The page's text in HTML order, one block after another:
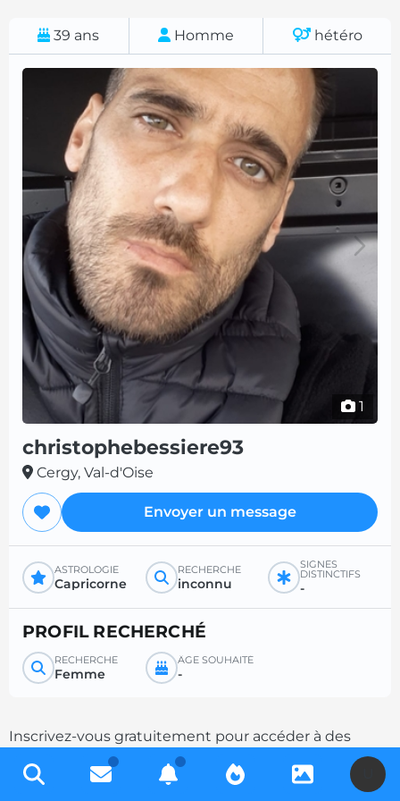
39 ans Homme hétéro
1
christophebessiere93
Cergy, Val-d'Oise
Envoyer un message
ASTROLOGIE
Capricorne
RECHERCHE
inconnu
SIGNES
DISTINCTIFS
-
PROFIL RECHERCHÉ
RECHERCHE
Femme
ÂGE SOUHAITÉ
-
Inscrivez-vous gratuitement pour accéder à des
milliers de profils et multipliez les chances de
contacts en complétant votre description.